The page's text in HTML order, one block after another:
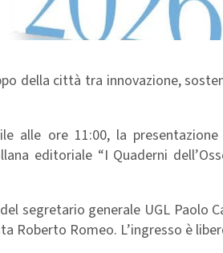
della città tra innovazione,
alle ore 11:00, la
editoriale “I Quaderni
segretario generale UGL Paolo
Roberto Romeo. L’ingresso è